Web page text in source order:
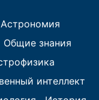
Астрономия
Общие знания
интеллект